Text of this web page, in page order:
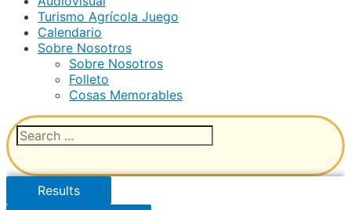
Turismo Agrícola Juego
Calendario
Sobre Nosotros
Sobre Nosotros
Folleto
Cosas Memorables
Results